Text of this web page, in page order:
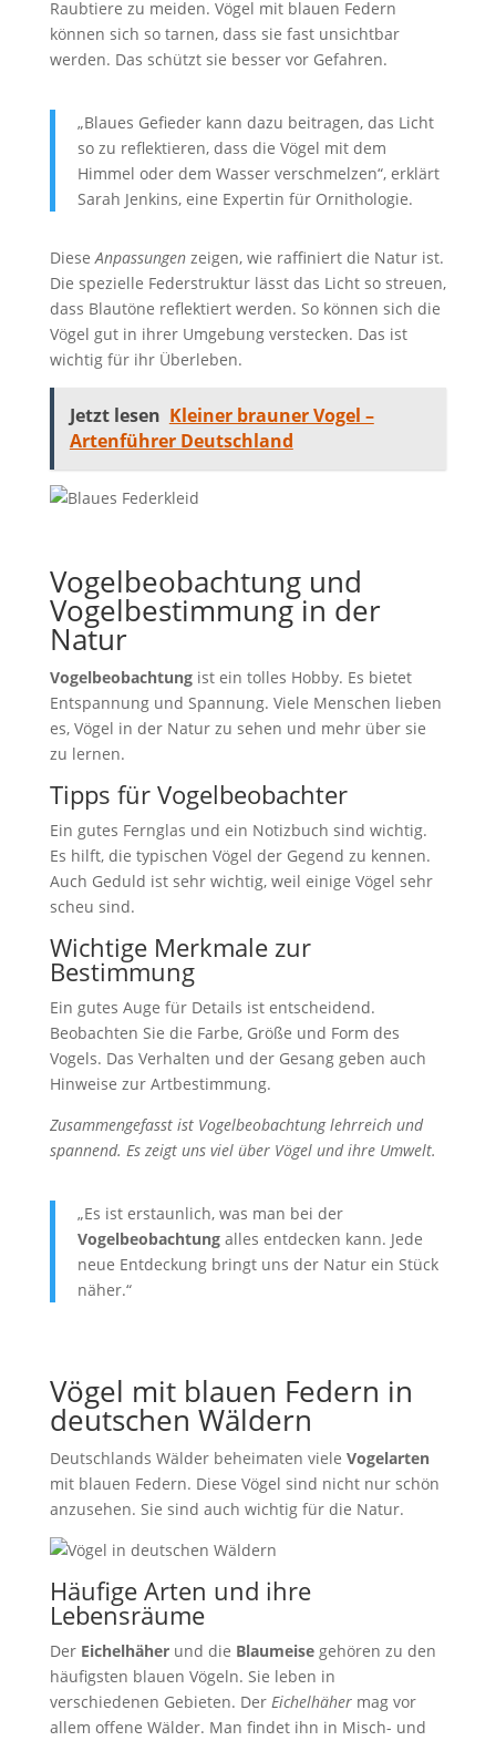
Raubtiere zu meiden. Vögel mit blauen Federn
können sich so tarnen, dass sie fast unsichtbar
werden. Das schützt sie besser vor Gefahren.
„Blaues Gefieder kann dazu beitragen, das Licht
so zu reflektieren, dass die Vögel mit dem
Himmel oder dem Wasser verschmelzen“, erklärt
Sarah Jenkins, eine Expertin für Ornithologie.
DieseAnpassungenzeigen, wie raffiniert die Natur ist.
Die spezielle Federstruktur lässt das Licht so streuen,
dass Blautöne reflektiert werden. So können sich die
Vögel gut in ihrer Umgebung verstecken. Das ist
wichtig für ihr Überleben.
Jetzt lesen Kleiner brauner Vogel –
Artenführer Deutschland
Vogelbeobachtung und
Vogelbestimmung in der
Natur
Vogelbeobachtungist ein tolles Hobby. Es bietet
Entspannung und Spannung. Viele Menschen lieben
es, Vögel in der Natur zu sehen und mehr über sie
zu lernen.
Tipps für Vogelbeobachter
Ein gutes Fernglas und ein Notizbuch sind wichtig.
Es hilft, die typischen Vögel der Gegend zu kennen.
Auch Geduld ist sehr wichtig, weil einige Vögel sehr
scheu sind.
Wichtige Merkmale zur
Bestimmung
Ein gutes Auge für Details ist entscheidend.
Beobachten Sie die Farbe, Größe und Form des
Vogels. Das Verhalten und der Gesang geben auch
Hinweise zur Artbestimmung.
Zusammengefasst ist Vogelbeobachtung lehrreich und
spannend. Es zeigt uns viel über Vögel und ihre Umwelt.
„Es ist erstaunlich, was man bei der
Vogelbeobachtungalles entdecken kann. Jede
neue Entdeckung bringt uns der Natur ein Stück
näher.“
Vögel mit blauen Federn in
deutschen Wäldern
Deutschlands Wälder beheimaten viele Vogelarten
mit blauen Federn. Diese Vögel sind nicht nur schön
anzusehen. Sie sind auch wichtig für die Natur.
Häufige Arten und ihre
Lebensräume
Der Eichelhäherund die Blaumeisegehören zu den
häufigsten blauen Vögeln. Sie leben in
verschiedenen Gebieten. Der Eichelhähermag vor
allem offene Wälder. Man findet ihn in Misch- und